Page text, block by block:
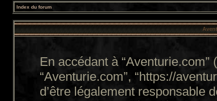
Index du forum
En accédant à “Aventurie.com”
“Aventurie.com”, “https://
d’être légalement responsable